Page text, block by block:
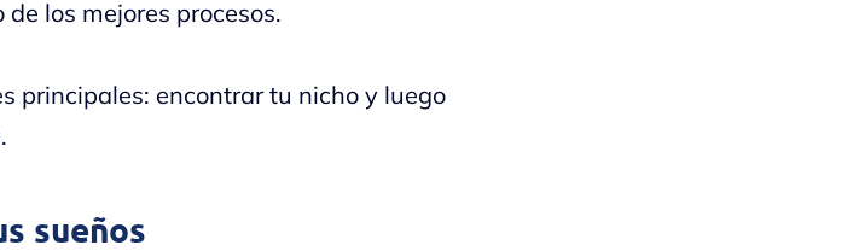
los mejores procesos.
principales: encontrar tu nicho y luego
sueños